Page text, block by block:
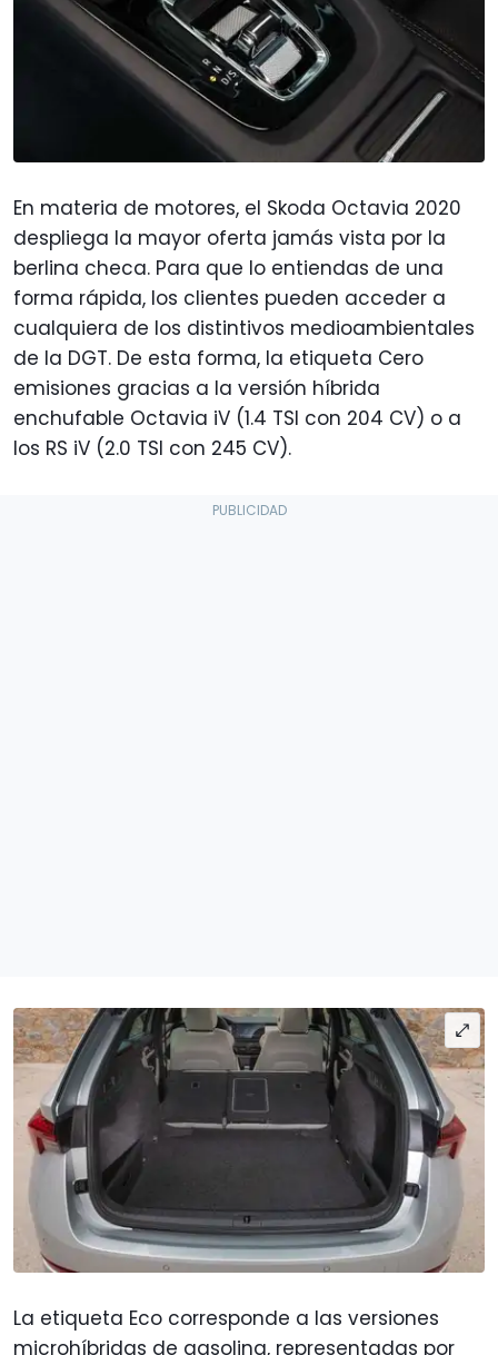
En materia de motores, el Skoda Octavia 2020
despliega la mayor oferta jamás vista por la
berlina checa. Para que lo entiendas de una
forma rápida, los clientes pueden acceder a
cualquiera de los distintivos medioambientales
de la DGT. De esta forma, la etiqueta Cero
emisiones gracias a la versión híbrida
enchufable Octavia iV (1.4 TSI con 204 CV) o a
los RS iV (2.0 TSI con 245 CV).
La etiqueta Eco corresponde a las versiones
microhíbridas de gasolina, representadas por